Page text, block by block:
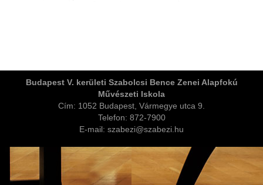
Budapest V. kerületi Szabolcsi Bence Zenei Alapfokú
Művészeti Iskola
Cím: 1052 Budapest, Vármegye utca 9.
Telefon: 872-7900
E-mail: szabezi@szabezi.hu